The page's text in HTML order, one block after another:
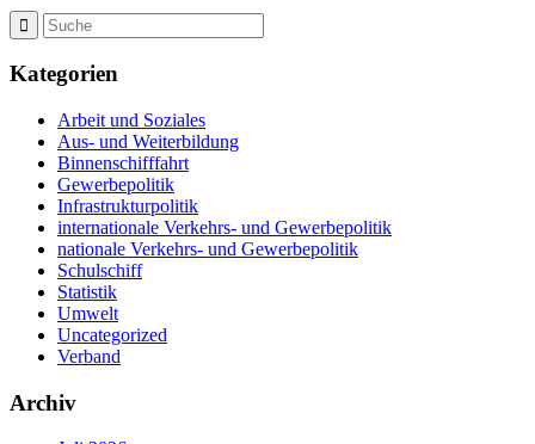
Kategorien
Arbeit und Soziales
Aus- und Weiterbildung
Binnenschifffahrt
Gewerbepolitik
Infrastrukturpolitik
internationale Verkehrs- und Gewerbepolitik
nationale Verkehrs- und Gewerbepolitik
Schulschiff
Statistik
Umwelt
Uncategorized
Verband
Archiv